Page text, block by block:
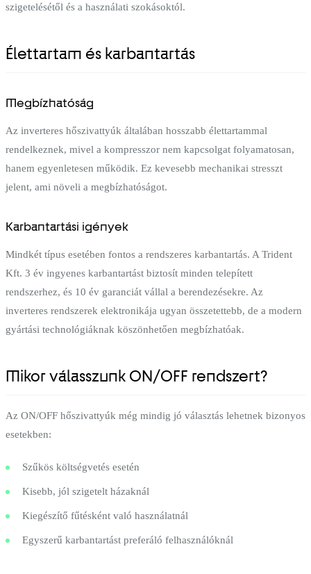
szigetelésétől és a használati szokásoktól.
Élettartam és karbantartás
Megbízhatóság
Az inverteres hőszivattyúk általában hosszabb élettartammal
rendelkeznek, mivel a kompresszor nem kapcsolgat folyamatosan,
hanem egyenletesen működik. Ez kevesebb mechanikai stresszt
jelent, ami növeli a megbízhatóságot.
Karbantartási igények
Mindkét típus esetében fontos a rendszeres karbantartás. A Trident
Kft. 3 év ingyenes karbantartást biztosít minden telepített
rendszerhez, és 10 év garanciát vállal a berendezésekre. Az
inverteres rendszerek elektronikája ugyan összetettebb, de a modern
gyártási technológiáknak köszönhetően megbízhatóak.
Mikor válasszunk ON/OFF rendszert?
Az ON/OFF hőszivattyúk még mindig jó választás lehetnek bizonyos
esetekben:
Szűkös költségvetés esetén
Kisebb, jól szigetelt házaknál
Kiegészítő fűtésként való használatnál
Egyszerű karbantartást preferáló felhasználóknál